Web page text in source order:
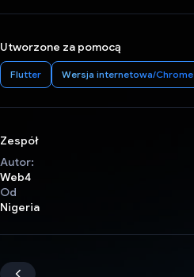
Utworzone za pomocą
Flutter Wersja internetowa/Chrome
Zespół
Autor:
Web4
Od
Nigeria